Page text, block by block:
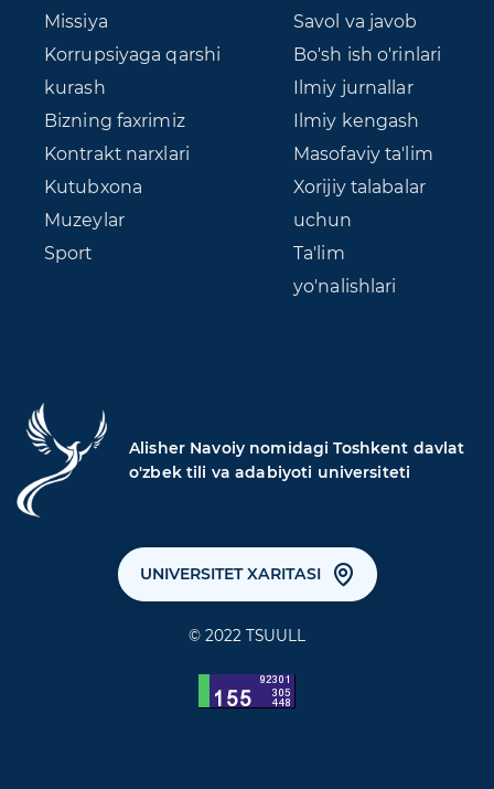
Alisher Navoiy nomidagi Toshkent davlat
o'zbek tili va adabiyoti universiteti
UNIVERSITET XARITASI
© 2022 TSUULL
Missiya
Korrupsiyaga qarshi
kurash
Bizning faxrimiz
Kontrakt narxlari
Kutubxona
Muzeylar
Sport
Savol va javob
Bo'sh ish o'rinlari
Ilmiy jurnallar
Ilmiy kengash
Masofaviy ta'lim
Xorijiy talabalar
uchun
Ta'lim
yo'nalishlari